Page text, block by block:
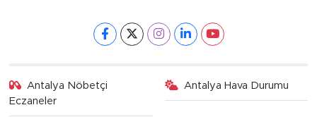
Antalya Nöbetçi
Eczaneler
Antalya Hava Durumu